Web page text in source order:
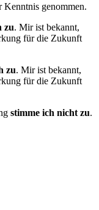
Kenntnis genommen.
zu. Mir ist bekannt,
für die Zukunft
zu. Mir ist bekannt,
für die Zukunft
stimme ich nicht zu.